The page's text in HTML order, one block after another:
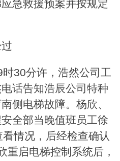
急救援预案并按规定
30分许，浩然公司工
话告知浩辰公司特种
侧电梯故障。杨欣、
全部当晚值班员工徐
情况，后经检查确认
重启电梯控制系统后，